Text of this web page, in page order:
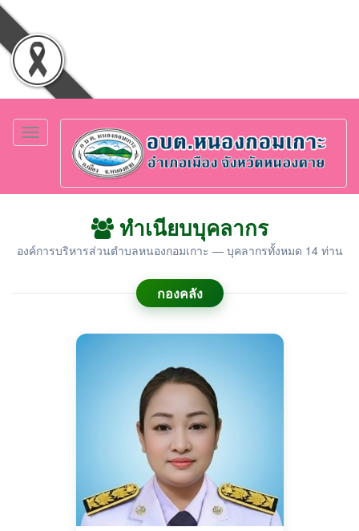
Toggle
navigation
ทำเนียบบุคลากร
องค์การบริหารส่วนตำบลหนองกอมเกาะ — บุคลากรทั้งหมด 14 ท่าน
กองคลัง